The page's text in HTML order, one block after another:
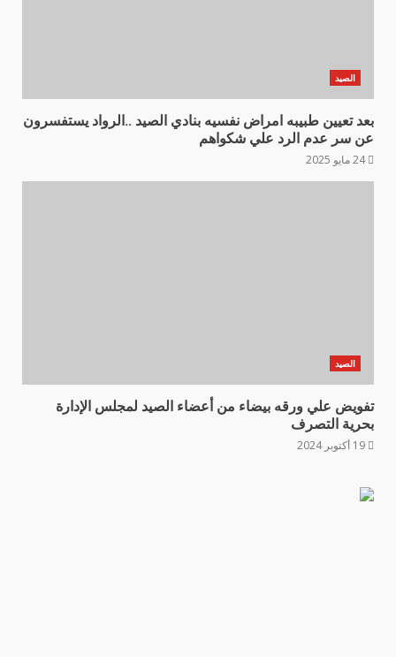
الصيد
بعد تعيين طبيبه امراض نفسيه بنادي الصيد ..الرواد يستفسرون
عن سر عدم الرد علي شكواهم
24 مايو 2025
الصيد
تفويض علي ورقه بيضاء من أعضاء الصيد لمجلس الإدارة
بحرية التصرف